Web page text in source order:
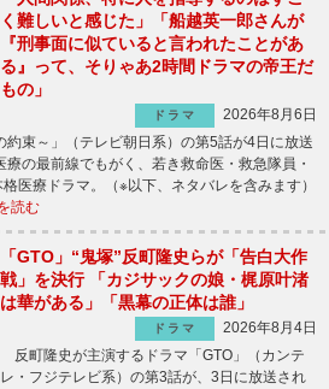
く難しいと感じた」「船越英一郎さんが
『刑事面に似ていると言われたことがあ
る』って、そりゃあ2時間ドラマの帝王だ
もの」
ドラマ
2026年8月6日
束～」（テレビ朝日系）の第5話が4日に放送
の最前線でもがく、若き救命医・救急隊員・
医療ドラマ。（※以下、ネタバレを含みます）
読む
「GTO」“鬼塚”反町隆史らが「告白大作
戦」を決行 「カジサックの娘・梶原叶渚
は華がある」「黒幕の正体は誰」
ドラマ
2026年8月4日
反町隆史が主演するドラマ「GTO」（カンテ
レ・フジテレビ系）の第3話が、3日に放送され